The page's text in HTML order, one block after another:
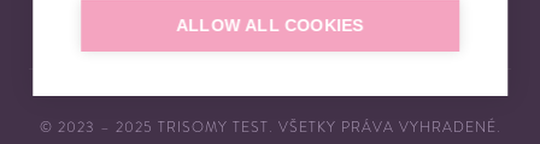
© 2023 – 2025 TRISOMY TEST. VŠETKY PRÁVA VYHRADENÉ.
ALLOW ALL COOKIES